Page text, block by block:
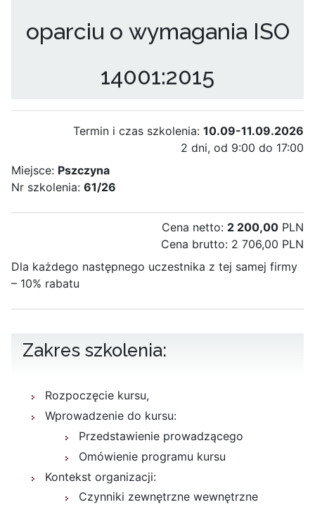
oparciu o wymagania ISO
14001:2015
Termin i czas szkolenia: 10.09-11.09.2026
2 dni, od 9:00 do 17:00
Miejsce: Pszczyna
Nr szkolenia: 61/26
Cena netto: 2 200,00 PLN
Cena brutto: 2 706,00 PLN
Dla każdego następnego uczestnika z tej samej firmy
– 10% rabatu
Zakres szkolenia:
Rozpoczęcie kursu,
Wprowadzenie do kursu:
Przedstawienie prowadzącego
Omówienie programu kursu
Kontekst organizacji:
Czynniki zewnętrzne wewnętrzne